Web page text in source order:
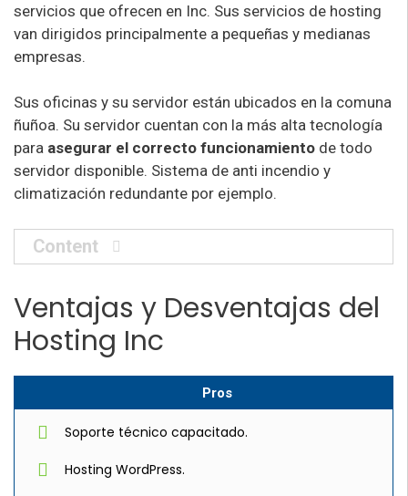
servicios que ofrecen en Inc. Sus servicios de hosting
van dirigidos principalmente a pequeñas y medianas
empresas.
Sus oficinas y su servidor están ubicados en la comuna
ñuñoa. Su servidor cuentan con la más alta tecnología
para asegurar el correcto funcionamiento de todo
servidor disponible. Sistema de anti incendio y
climatización redundante por ejemplo.
Content
Ventajas y Desventajas del
Hosting Inc
Pros
Soporte técnico capacitado.
Hosting WordPress.